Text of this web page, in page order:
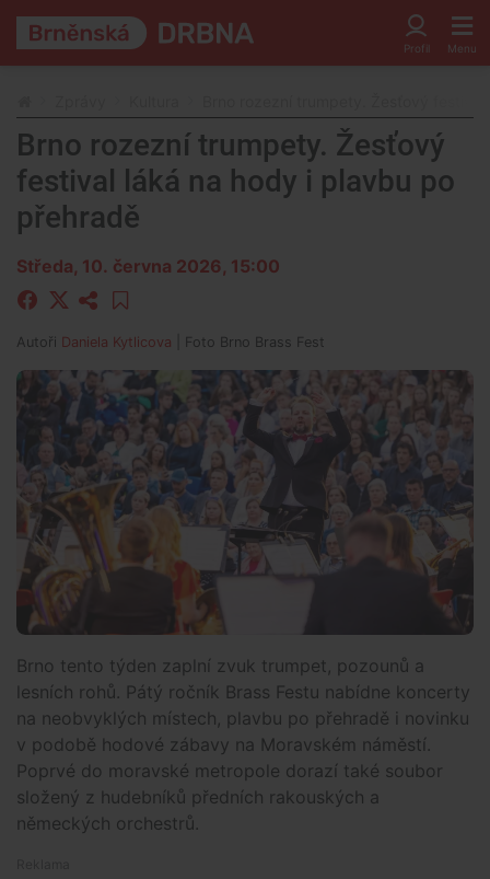
Brno rozezní trumpety. Žesťový
festival láká na hody i plavbu po
přehradě
Středa, 10. června 2026, 15:00
Autoři Daniela Kytlicova | Foto Brno Brass Fest
Brno tento týden zaplní zvuk trumpet, pozounů a
lesních rohů. Pátý ročník Brass Festu nabídne koncerty
na neobvyklých místech, plavbu po přehradě i novinku
v podobě hodové zábavy na Moravském náměstí.
Poprvé do moravské metropole dorazí také soubor
složený z hudebníků předních rakouských a
německých orchestrů.